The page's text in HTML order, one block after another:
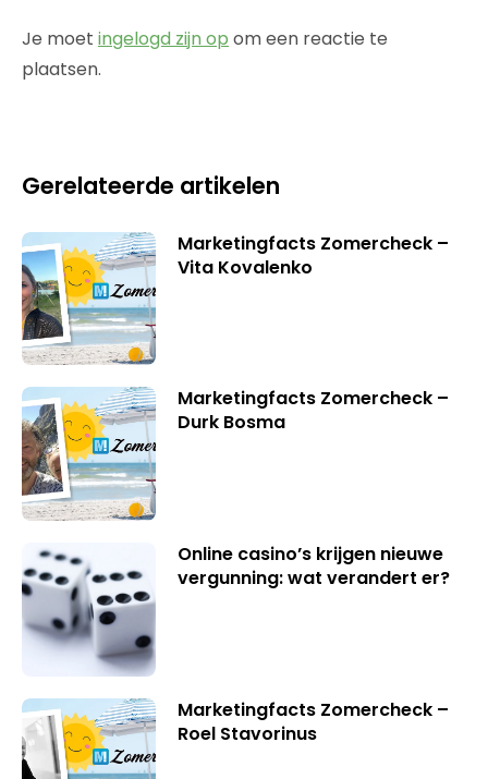
Je moet ingelogd zijn op om een reactie te
plaatsen.
Gerelateerde artikelen
Marketingfacts Zomercheck –
Vita Kovalenko
Marketingfacts Zomercheck –
Durk Bosma
Online casino’s krijgen nieuwe
vergunning: wat verandert er?
Marketingfacts Zomercheck –
Roel Stavorinus